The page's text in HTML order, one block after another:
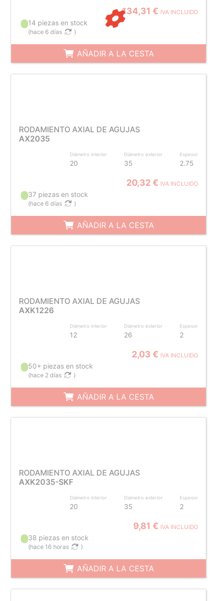
134,31 € IVA INCLUIDO
14 piezas en stock
(hace 6 días )
AÑADIR A LA CESTA
RODAMIENTO AXIAL DE AGUJAS
AX2035
Diámetro interior
20
Diámetro exterior
35
Espesor
2.75
20,32 € IVA INCLUIDO
37 piezas en stock
(hace 6 días )
AÑADIR A LA CESTA
RODAMIENTO AXIAL DE AGUJAS
AXK1226
Diámetro interior
12
Diámetro exterior
26
Espesor
2
2,03 € IVA INCLUIDO
50+ piezas en stock
(hace 2 días )
AÑADIR A LA CESTA
RODAMIENTO AXIAL DE AGUJAS
AXK2035-SKF
Diámetro interior
20
Diámetro exterior
35
Espesor
2
9,81 € IVA INCLUIDO
38 piezas en stock
(hace 16 horas )
AÑADIR A LA CESTA